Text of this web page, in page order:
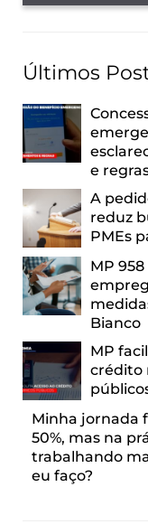
Últimos
e
A
reduz
PMEs
MP
Bianco
MP
crédito
Minha jornada
50%, mas na
trabalhando
eu faço?